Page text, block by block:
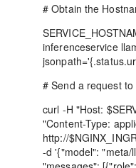
# Obtain the
inferenceservice
# Send a request
curl -H "Host:
"Content-Type:
http://
-d '{"model": "meta/